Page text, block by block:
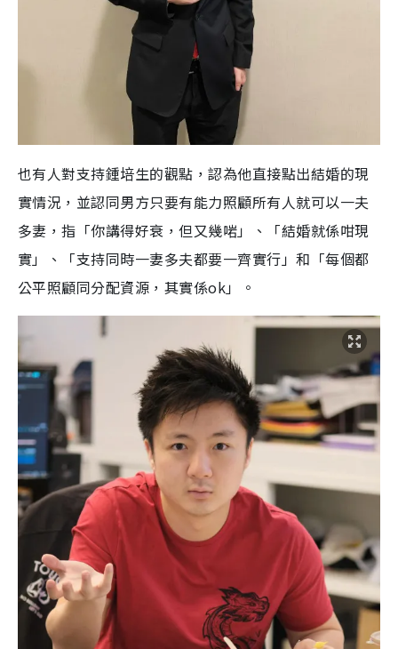
也有人對支持鍾培生的觀點，認為他直接點出結婚的現
實情況，並認同男方只要有能力照顧所有人就可以一夫
多妻，指「你講得好衰，但又幾啱」、「結婚就係咁現
實」、「支持同時一妻多夫都要一齊實行」和「每個都
公平照顧同分配資源，其實係ok」。